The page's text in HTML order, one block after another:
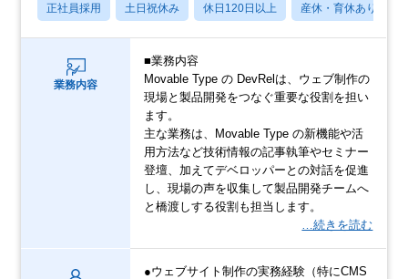
正社員採用 土日祝休み 休日120日以上 産休・育休あり
業務内容
■業務内容
Movable Type の DevRelは、ウェブ制作の
現場と製品開発をつなぐ重要な役割を担い
ます。
主な業務は、Movable Type の新機能や活
用方法など技術情報の記事執筆やセミナー
登壇、加えてデベロッパーとの対話を促進
し、現場の声を収集して製品開発チームへ
と橋渡しする役割も担当します。
…続きを読む
●ウェブサイト制作の実務経験（特にCMS